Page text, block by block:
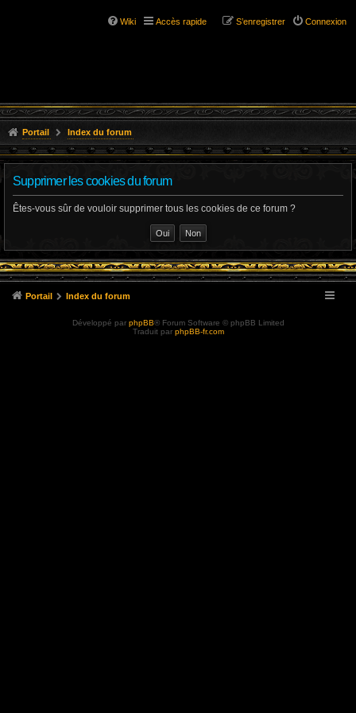
Wiki Accès rapide Connexion
S’enregistrer
Portail Index du forum
Supprimer les cookies du forum
Êtes-vous sûr de vouloir supprimer tous les cookies de ce forum ?
Portail Index du forum
Développé par phpBB® Forum Software © phpBB Limited
Traduit par phpBB-fr.com